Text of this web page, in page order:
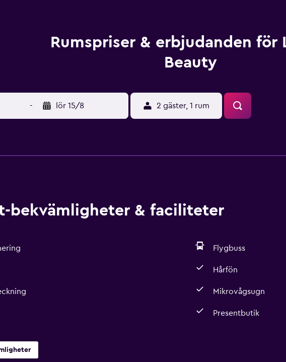
Rumspriser & erbjudanden för
Beauty
- lör 15/8 2 gäster, 1 rum
bekvämligheter & faciliteter
Flygbuss
Hårfön
Mikrovågsugn
Presentbutik